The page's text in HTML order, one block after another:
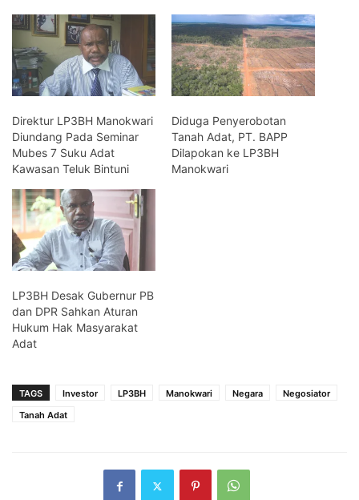
Direktur LP3BH Manokwari
Diundang Pada Seminar
Mubes 7 Suku Adat
Kawasan Teluk Bintuni
Diduga Penyerobotan
Tanah Adat, PT. BAPP
Dilapokan ke LP3BH
Manokwari
LP3BH Desak Gubernur PB
dan DPR Sahkan Aturan
Hukum Hak Masyarakat
Adat
TAGS Investor LP3BH Manokwari Negara
Negosiator
Tanah Adat